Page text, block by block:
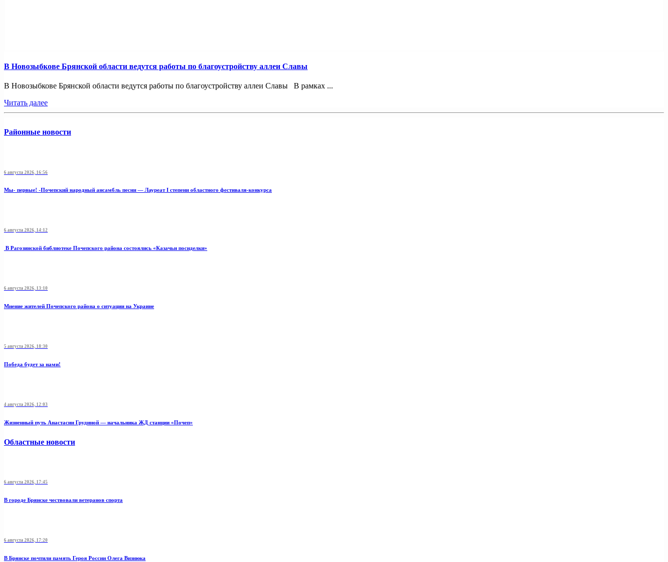
В Новозыбкове Брянской области ведутся работы по благоустройству аллеи Славы
В Новозыбкове Брянской области ведутся работы по благоустройству аллеи Славы В рамках ...
Читать далее
Районные новости
6 августа 2026, 16:56
Мы- первые! -Почепский народный ансамбль песни — Лауреат I степени областного фестиваля-конкурса
6 августа 2026, 14:12
В Рагозинской библиотеке Почепского района состоялись «Казачьи посиделки»
6 августа 2026, 13:10
Мнение жителей Почепского района о ситуации на Украине
5 августа 2026, 18:30
Победа будет за нами!
4 августа 2026, 12:03
Жизненный путь Анастасии Грудиной — начальника ЖД станции «Почеп»
Областные новости
6 августа 2026, 17:45
В городе Брянске чествовали ветеранов спорта
6 августа 2026, 17:20
В Брянске почтили память Героя России Олега Визнюка